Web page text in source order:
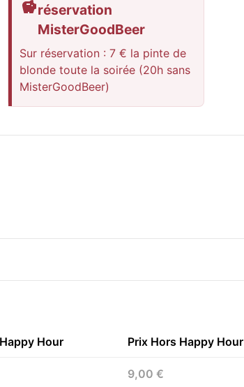
réservation
MisterGoodBeer
Sur réservation : 7 € la pinte de
blonde toute la soirée (20h sans
MisterGoodBeer)
Hour Prix Hors Happy Hour
9,00 €